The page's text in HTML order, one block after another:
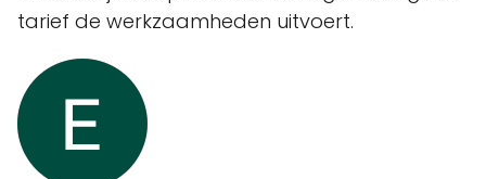
tarief de werkzaamheden uitvoert.